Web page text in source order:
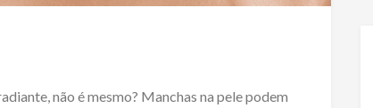
não é mesmo? Manchas na pele podem